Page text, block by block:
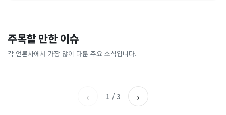
주목할 만한 이슈
각 언론사에서 가장 많이 다룬 주요 소식입니다.
전국 불타오를 때, 여긴 0.9
도…에어컨 필요없는 韓 이색
피서지중앙일보
는 법 [이슈픽]
KBS
“10% 폭락하자 4조 샀는데,
18% 뛰자 8조 팔았다”…개
서울 최고라고”…사상 첫 기
‹ 1 / 3 ›